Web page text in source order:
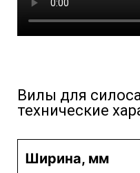
Вилы для
технические
Ширина, мм